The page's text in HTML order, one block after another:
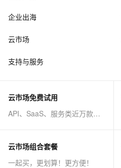
企业出海
云市场
支持与服务
云市场免费试用
API、SaaS、服务类近万款商品免费试！
云市场组合套餐
一起买，更划算！更方便！